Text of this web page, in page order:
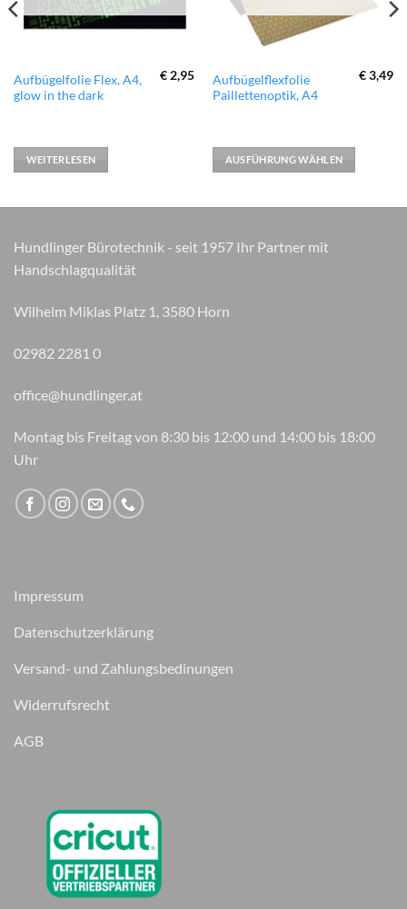
Aufbügelfolie Flex, A4,
glow in the dark
€ 2,95
WEITERLESEN
Aufbügelflexfolie
Paillettenoptik, A4
€3,49
AUSFÜHRUNG WÄHLEN
Dieses
Produkt
Varianten
auf.
Optionen
auf
gewählt
Hundlinger Bürotechnik - seit 1957 Ihr Partner mit
Handschlagqualität
Wilhelm Miklas Platz 1, 3580 Horn
02982 2281 0
office@hundlinger.at
Montag bis Freitag von 8:30 bis 12:00 und 14:00 bis 18:00
Uhr
Impressum
Datenschutzerklärung
Versand- und Zahlungsbedinungen
Widerrufsrecht
AGB